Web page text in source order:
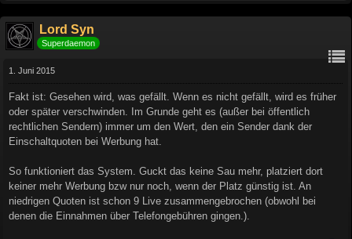
Lord Syn
Superdaemon
1. Juni 2015
Fakt ist: Gesehen wird, was gefällt. Wenn es nicht gefällt, wird es früher
oder später verschwinden. Im Grunde geht es (außer bei öffentlich
rechtlichen Sendern) immer um den Wert, den ein Sender dank der
Einschaltquoten bei Werbung hat.
So funktioniert das System. Guckt das keine Sau mehr, platziert dort
keiner mehr Werbung bzw nur noch, wenn der Platz günstig ist. An
niedrigen Quoten ist schon 9 Live zusammengebrochen (obwohl bei
denen die Einnahmen über Telefongebühren gingen.).